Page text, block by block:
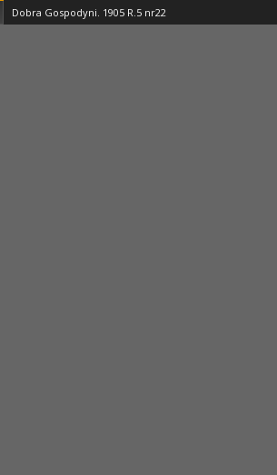
Dobra Gospodyni. 1905 R.5 nr22